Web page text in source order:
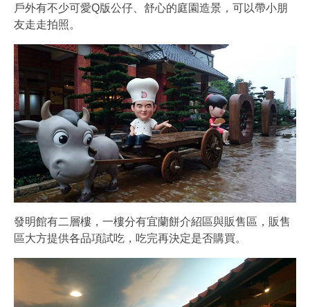
戶外有不少可愛Q版公仔、舒心的庭園造景，可以帶小朋
友走走拍照。
發明館有二層樓，一樓分有宜蘭餅介紹區與販售區，販售
區大方提供各品項試吃，吃完再決定是否購買。